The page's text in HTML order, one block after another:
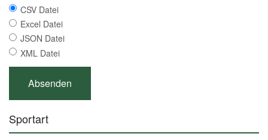
CSV Datei
Excel Datei
JSON Datei
XML Datei
Sportart